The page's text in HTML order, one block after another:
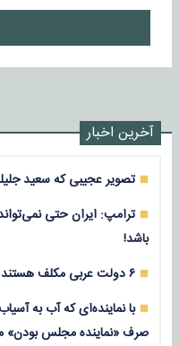
آخرین اخبار
تصویر عجیبی که سعید
ترامپ: ایران حتی
باشد!
۶ دولت عربی مکلف هستند خسارات ایران را جبران کنند
با نماینده‌ای که آب به
صرف «نماینده مجلس بودن»